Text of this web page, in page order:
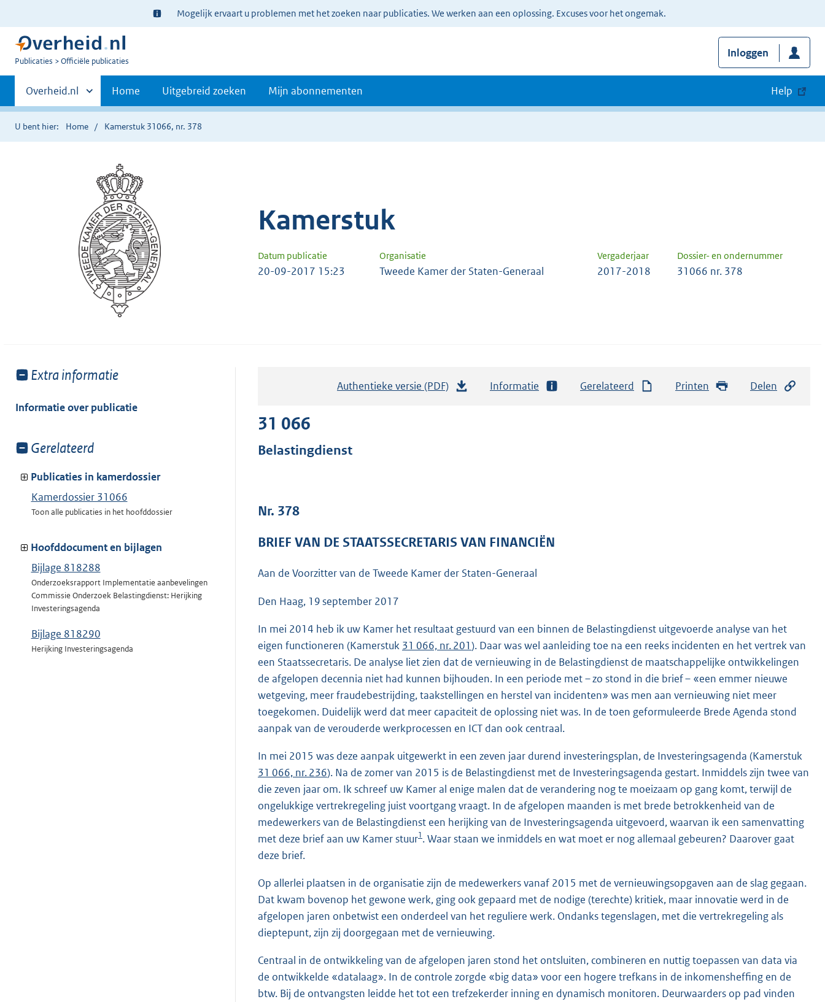
Ter
informatie:
Mogelijk ervaart u problemen met het zoeken naar publicaties. We werken aan een oplossing. Excuses voor het ongemak.
U
Publicaties Officiële publicaties
Inloggen
Primaire
navigatie
Andere
sites
binnen
Overheid.nl Home Uitgebreid zoeken Mijn abonnementen Help
U bent hier: Home Kamerstuk 31066, nr. 378
Kamerstuk
Datum publicatie Organisatie Vergaderjaar Dossier- en ondernummer
20-09-2017 15:23 Tweede Kamer der Staten-Generaal 2017-2018 31066 nr. 378
Toon
van:
Extra informatie
Informatie over publicatie
Toon
van:
Gerelateerd
Publicaties in kamerdossier
Kamerdossier 31066
Toon alle publicaties in het hoofddossier
Hoofddocument en bijlagen
Bijlage 818288
Onderzoeksrapport Implementatie aanbevelingen
Commissie Onderzoek Belastingdienst: Herijking
Investeringsagenda
Bijlage 818290
Herijking Investeringsagenda
Authentieke versie (PDF)
r
o
:
4
7
K
b
Informatie Gerelateerd Printen Delen
31 066
Belastingdienst
Nr. 378
BRIEF VAN DE STAATSSECRETARIS VAN FINANCIËN
Aan de Voorzitter van de Tweede Kamer der Staten-Generaal
Den Haag, 19 september 2017
In mei 2014 heb ik uw Kamer het resultaat gestuurd van een binnen de Belastingdienst uitgevoerde analyse van het
eigen functioneren (Kamerstuk 31 066, nr. 201). Daar was wel aanleiding toe na een reeks incidenten en het vertrek van
een Staatssecretaris. De analyse liet zien dat de vernieuwing in de Belastingdienst de maatschappelijke ontwikkelingen
de afgelopen decennia niet had kunnen bijhouden. In een periode met – zo stond in die brief – «een emmer nieuwe
wetgeving, meer fraudebestrijding, taakstellingen en herstel van incidenten» was men aan vernieuwing niet meer
toegekomen. Duidelijk werd dat meer capaciteit de oplossing niet was. In de toen geformuleerde Brede Agenda stond
aanpak van de verouderde werkprocessen en ICT dan ook centraal.
In mei 2015 was deze aanpak uitgewerkt in een zeven jaar durend investeringsplan, de Investeringsagenda (Kamerstuk
31 066, nr. 236). Na de zomer van 2015 is de Belastingdienst met de Investeringsagenda gestart. Inmiddels zijn twee van
die zeven jaar om. Ik schreef uw Kamer al enige malen dat de verandering nog te moeizaam op gang komt, terwijl de
ongelukkige vertrekregeling juist voortgang vraagt. In de afgelopen maanden is met brede betrokkenheid van de
medewerkers van de Belastingdienst een herijking van de Investeringsagenda uitgevoerd, waarvan ik een samenvatting
met deze brief aan uw Kamer stuur1. Waar staan we inmiddels en wat moet er nog allemaal gebeuren? Daarover gaat
deze brief.
Op allerlei plaatsen in de organisatie zijn de medewerkers vanaf 2015 met de vernieuwingsopgaven aan de slag gegaan.
Dat kwam bovenop het gewone werk, ging ook gepaard met de nodige (terechte) kritiek, maar innovatie werd in de
afgelopen jaren onbetwist een onderdeel van het reguliere werk. Ondanks tegenslagen, met die vertrekregeling als
dieptepunt, zijn zij doorgegaan met de vernieuwing.
Centraal in de ontwikkeling van de afgelopen jaren stond het ontsluiten, combineren en nuttig toepassen van data via
de ontwikkelde «datalaag». In de controle zorgde «big data» voor een hogere trefkans in de inkomensheffing en de
btw. Bij de ontvangsten leidde het tot een trefzekerder inning en dynamisch monitoren. Deurwaarders op pad vinden